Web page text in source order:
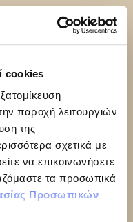
cookies
παροχή λειτουργιών
της
σχετικά με
να επικοινωνήσετε
τα προσωπικά
Προσωπικών